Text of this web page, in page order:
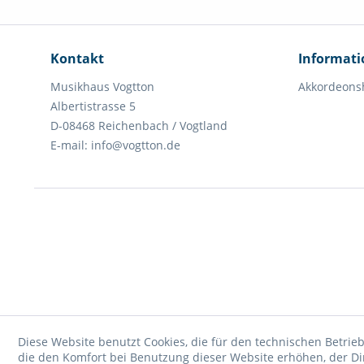
Kontakt
Musikhaus Vogtton
Albertistrasse 5
D-08468 Reichenbach / Vogtland
E-mail: info@vogtton.de
Diese Website benutzt Cookies, die für den technischen
die den Komfort bei Benutzung dieser Website erhöhen, der